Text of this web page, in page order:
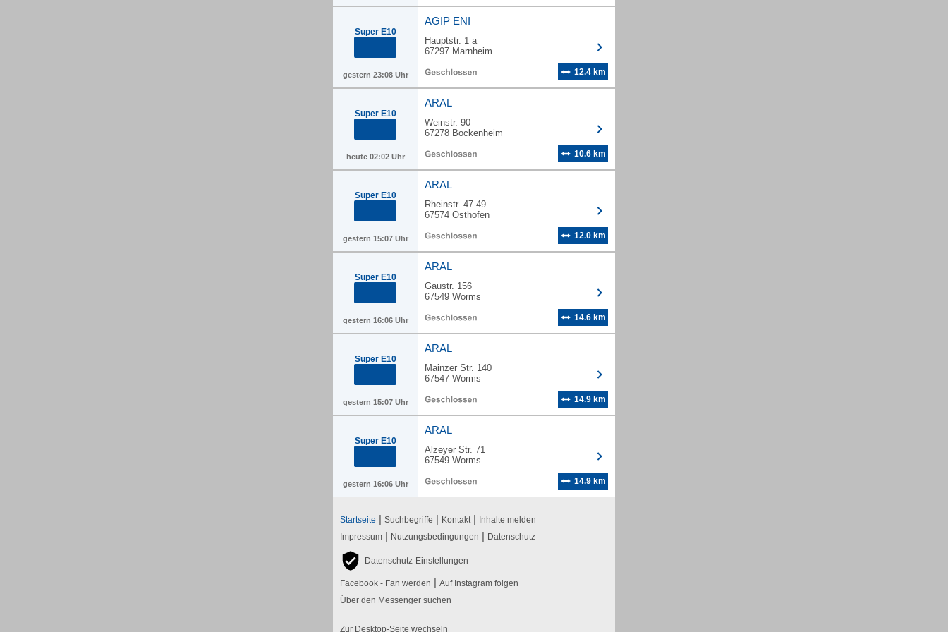
Super E10
gestern 23:08 Uhr
AGIP ENI
Hauptstr. 1 a
67297 Marnheim
12.4 km
Super E10
heute 02:02 Uhr
ARAL
Weinstr. 90
67278 Bockenheim
10.6 km
Super E10
gestern 15:07 Uhr
ARAL
Rheinstr. 47-49
67574 Osthofen
12.0 km
Super E10
gestern 16:06 Uhr
ARAL
Gaustr. 156
67549 Worms
14.6 km
Super E10
gestern 15:07 Uhr
ARAL
Mainzer Str. 140
67547 Worms
14.9 km
Super E10
gestern 16:06 Uhr
ARAL
Alzeyer Str. 71
67549 Worms
14.9 km
Startseite | Suchbegriffe | Kontakt | Inhalte melden
Impressum | Nutzungsbedingungen | Datenschutz
Datenschutz-Einstellungen
Facebook - Fan werden | Auf Instagram folgen
Über den Messenger suchen
Zur Desktop-Seite wechseln